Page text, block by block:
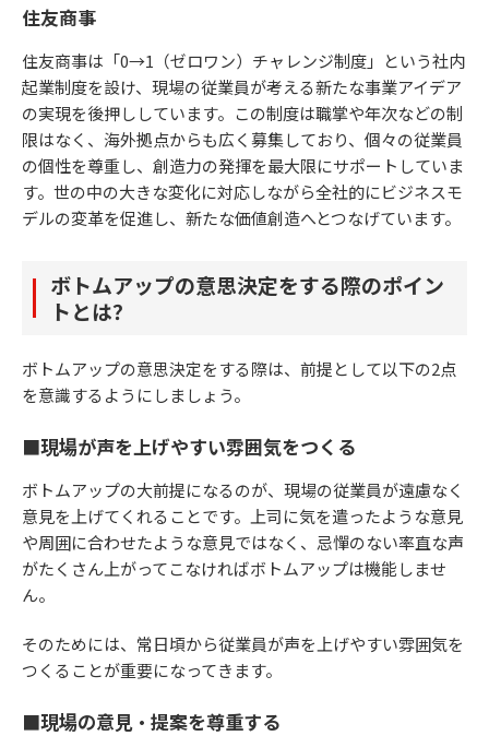
住友商事
住友商事は「0→1（ゼロワン）チャレンジ制度」という社内
起業制度を設け、現場の従業員が考える新たな事業アイデア
の実現を後押ししています。この制度は職掌や年次などの制
限はなく、海外拠点からも広く募集しており、個々の従業員
の個性を尊重し、創造力の発揮を最大限にサポートしていま
す。世の中の大きな変化に対応しながら全社的にビジネスモ
デルの変革を促進し、新たな価値創造へとつなげています。
ボトムアップの意思決定をする際のポイン
トとは？
ボトムアップの意思決定をする際は、前提として以下の2点
を意識するようにしましょう。
■現場が声を上げやすい雰囲気をつくる
ボトムアップの大前提になるのが、現場の従業員が遠慮なく
意見を上げてくれることです。上司に気を遣ったような意見
や周囲に合わせたような意見ではなく、忌憚のない率直な声
がたくさん上がってこなければボトムアップは機能しませ
ん。
そのためには、常日頃から従業員が声を上げやすい雰囲気を
つくることが重要になってきます。
■現場の意見・提案を尊重する